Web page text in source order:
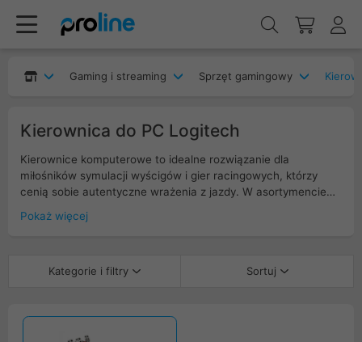
Gaming i streaming Sprzęt gamingowy
Kierownica do PC Logitech
Kierownice komputerowe to idealne rozwiązanie dla
miłośników symulacji wyścigów i gier racingowych, którzy
cenią sobie autentyczne wrażenia z jazdy. W asortymencie
precyzyjną kontrolą i wbudowanymi pedałami, co pozwala na
oraz szybkie reakcje podczas najbardziej emocjonujących
Pokaż więcej
Kategorie i filtry Sortuj